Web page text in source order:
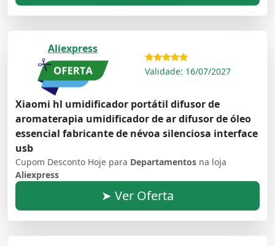
Aliexpress
Validade: 16/07/2027
Xiaomi hl umidificador portátil difusor de
aromaterapia umidificador de ar difusor de óleo
essencial fabricante de névoa silenciosa interface
usb
Cupom Desconto Hoje para Departamentos na loja
Aliexpress
➤ Ver Oferta